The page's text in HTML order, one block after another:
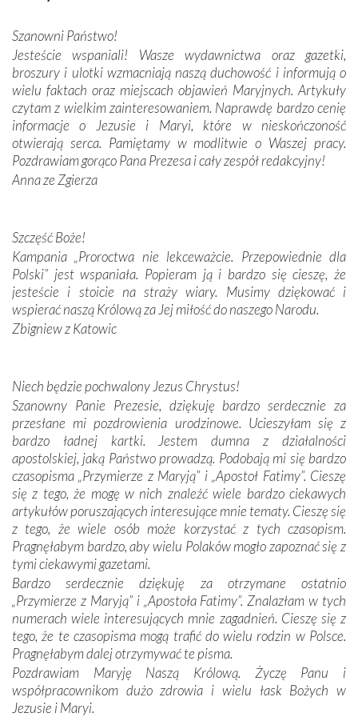
misterna architektura tych monumentalnych dzieł,
połączenie talentów z wytrwałością i pracowitością
budowniczych.
Podążyliśmy też śladami fatimskich wizjonerów – Łucji
dos Santos oraz świętych Hiacynty i Franciszka Marto.
Modliliśmy się przy ich grobach. Odprawiliśmy Drogę
Krzyżową w ich rodzinnych stronach, odwiedziliśmy
domy, w których żyli.
Darczyńców w ramach akcji „Twoje światło w Fatimie”.
Podczas tej kilkudniowej wyprawy na każdym kroku
spotykaliśmy się z serdeczną otwartością
Portugalczyków. Podziwialiśmy ich ludową sztukę i
zwyczaje. Mimo że nasze kraje są od siebie bardzo
oddalone, w żaden sposób nie czuliśmy się obco.
wspólnej wierze. Podczas wyjazdów do historycznych
miejsc, które znalazły się na trasie naszej pielgrzymki,
mieliśmy okazję przekonać się, że Maryja swoją opieką
otacza nie tylko nasz naród, lecz wszystkie nacje, które
się Jej ufnie oddają, a także każdą osobę, która zawierza
Jej siebie oraz swych bliskich.
Dzieje Portugalii to również historia wierności Bogu i
odstępstw, także w życiu władców. Trudne momenty w
wymiarze tak osobistym, jak i zbiorowym, przypominają o
konieczności ciągłego zabiegania o własną duszę i o łaskę
Opatrzności. Wierność przynosi pomyślność –
przynajmniej w życiu duchowym. Odstępstwo owocuje
nieszczęściem i śmiercią. Te uniwersalne prawdy
przychodziły na myśl, gdy słuchaliśmy opowieści
przewodników o portugalskich monarchach i wodzach,
zwycięskich bitwach i nieszczęśliwych losach grzesznych
kochanków.
Szanowni Państwo!
Jesteście wspaniali! Wasze wydawnictwa oraz gazetki,
broszury i ulotki wzmacniają naszą duchowość i informują o
wielu faktach oraz miejscach objawień Maryjnych. Artykuły
czytam z wielkim zainteresowaniem. Naprawdę bardzo cenię
informacje o Jezusie i Maryi, które w nieskończoność
otwierają serca. Pamiętamy w modlitwie o Waszej pracy.
Pozdrawiam gorąco Pana Prezesa i cały zespół redakcyjny!
Anna ze Zgierza
Szczęść Boże!
Kampania „Proroctwa nie lekceważcie. Przepowiednie dla
Polski” jest wspaniała. Popieram ją i bardzo się cieszę, że
jesteście i stoicie na straży wiary. Musimy dziękować i
wspierać naszą Królową za Jej miłość do naszego Narodu.
Zbigniew z Katowic
Niech będzie pochwalony Jezus Chrystus!
Szanowny Panie Prezesie, dziękuję bardzo serdecznie za
przesłane mi pozdrowienia urodzinowe. Ucieszyłam się z
bardzo ładnej kartki. Jestem dumna z działalności
apostolskiej, jaką Państwo prowadzą. Podobają mi się bardzo
czasopisma „Przymierze z Maryją” i „Apostoł Fatimy”. Cieszę
się z tego, że mogę w nich znaleźć wiele bardzo ciekawych
artykułów poruszających interesujące mnie tematy. Cieszę się
z tego, że wiele osób może korzystać z tych czasopism.
Pragnęłabym bardzo, aby wielu Polaków mogło zapoznać się z
tymi ciekawymi gazetami.
Bardzo serdecznie dziękuję za otrzymane ostatnio
„Przymierze z Maryją” i „Apostoła Fatimy”. Znalazłam w tych
numerach wiele interesujących mnie zagadnień. Cieszę się z
tego, że te czasopisma mogą trafić do wielu rodzin w Polsce.
Pragnęłabym dalej otrzymywać te pisma.
Pozdrawiam Maryję Naszą Królową. Życzę Panu i
współpracownikom dużo zdrowia i wielu łask Bożych w
Jezusie i Maryi.